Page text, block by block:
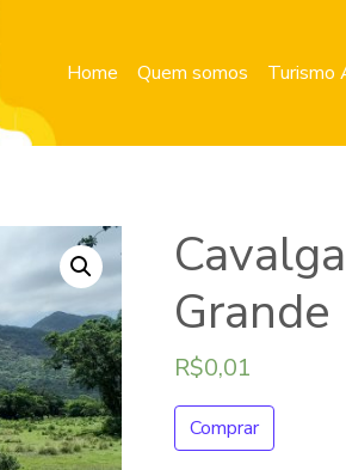
Home Quem somos Turismo
Grande
R$0,01
Comprar